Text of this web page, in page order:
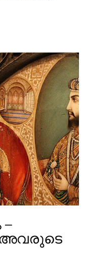
അവരുടെ